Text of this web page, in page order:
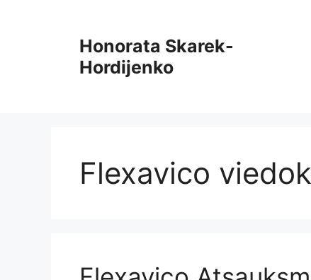
Honorata Skarek-
Hordijenko
Flexavico